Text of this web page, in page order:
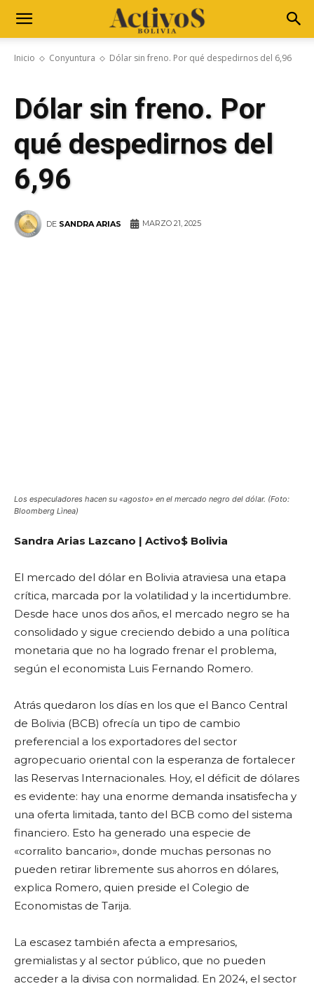
Inicio Conyuntura Dólar sin freno. Por qué despedirnos del 6,96
Dólar sin freno. Por
qué despedirnos del
6,96
DE SANDRA ARIAS MARZO 21, 2025
Los especuladores hacen su «agosto» en el mercado negro del dólar. (Foto:
Bloomberg Lìnea)
Sandra Arias Lazcano | Activo$ Bolivia
El mercado del dólar en Bolivia atraviesa una etapa
crítica, marcada por la volatilidad y la incertidumbre.
Desde hace unos dos años, el mercado negro se ha
consolidado y sigue creciendo debido a una política
monetaria que no ha logrado frenar el problema,
según el economista Luis Fernando Romero.
Atrás quedaron los días en los que el Banco Central
de Bolivia (BCB) ofrecía un tipo de cambio
preferencial a los exportadores del sector
agropecuario oriental con la esperanza de fortalecer
las Reservas Internacionales. Hoy, el déficit de dólares
es evidente: hay una enorme demanda insatisfecha y
una oferta limitada, tanto del BCB como del sistema
financiero. Esto ha generado una especie de
«corralito bancario», donde muchas personas no
pueden retirar libremente sus ahorros en dólares,
explica Romero, quien preside el Colegio de
Economistas de Tarija.
La escasez también afecta a empresarios,
gremialistas y al sector público, que no pueden
acceder a la divisa con normalidad. En 2024, el sector